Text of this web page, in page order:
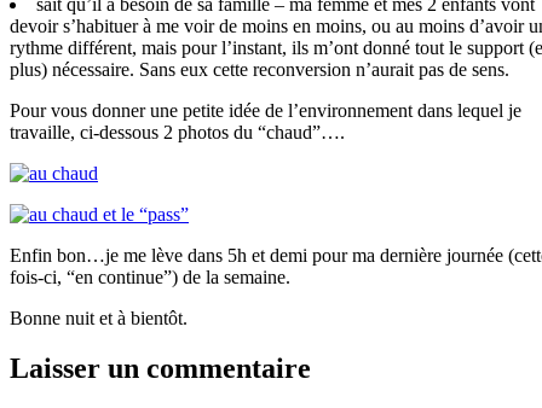
devoir s’habituer à me voir de moins en moins, ou au moins d’avoir
rythme différent, mais pour l’instant, ils m’ont donné tout le support
plus) nécessaire. Sans eux cette reconversion n’aurait pas de sens.
Pour vous donner une petite idée de l’environnement dans lequel je
travaille, ci-dessous 2 photos du “chaud”….
Enfin bon…je me lève dans 5h et demi pour ma dernière journée
fois-ci, “en continue”) de la semaine.
Bonne nuit et à bientôt.
Laisser un commentaire